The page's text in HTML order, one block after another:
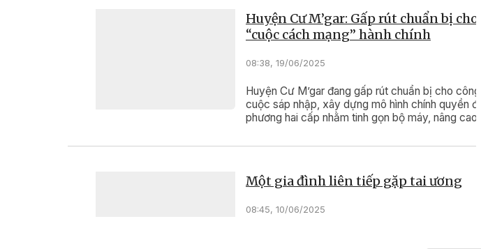
cấp ủy, HĐND, UBND, Ủy ban MTTQ Việt Nam
tỉnh, xã, phường. ​​​​​​​
Huyện Cư M’gar: Gấp rút chuẩn bị cho
“cuộc cách mạng” hành chính
08:38, 19/06/2025
Huyện Cư M’gar đang gấp rút chuẩn bị cho công
cuộc sáp nhập, xây dựng mô hình chính quyền địa
phương hai cấp nhằm tinh gọn bộ máy, nâng cao
Một gia đình liên tiếp gặp tai ương
08:45, 10/06/2025